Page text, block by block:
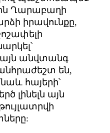
Ղարաբաղի
իրավունքը,
անվտանգ
են,
հայերի՝
լինելն այն